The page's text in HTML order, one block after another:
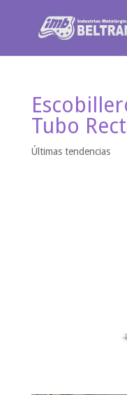
Tubo
Últimas tendencias